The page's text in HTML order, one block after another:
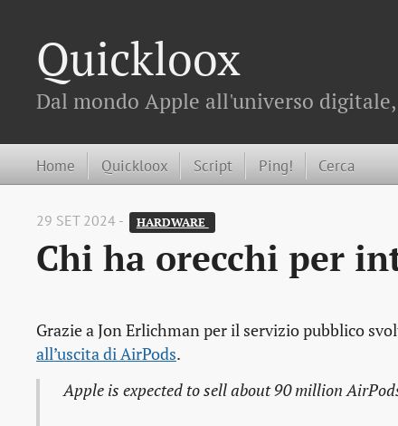
Quickloox
Dal mondo Apple all'universo
Home Quickloox Script Ping! Cerca
29 SET 2024 - HARDWARE
Chi ha orecchi per
Grazie a Jon Erlichman per il servizio pubblico
all’uscita di AirPods.
Apple is expected to sell about 90 million